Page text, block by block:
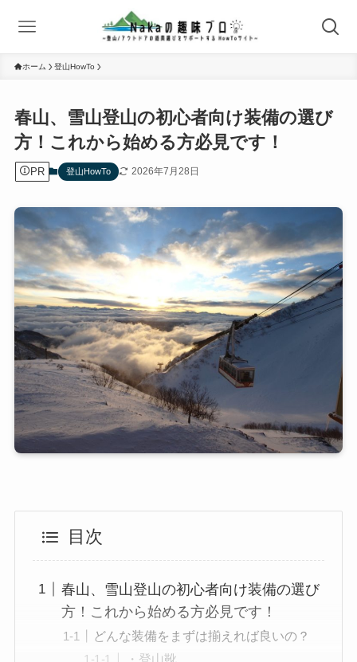
ホーム 登山HowTo
春山、雪山登山の初心者向け装備の選び
方！これから始める方必見です！
PR 登山HowTo 2026年7月28日
目次
春山、雪山登山の初心者向け装備の選び
方！これから始める方必見です！
どんな装備をまずは揃えれば良いの？
・登山靴